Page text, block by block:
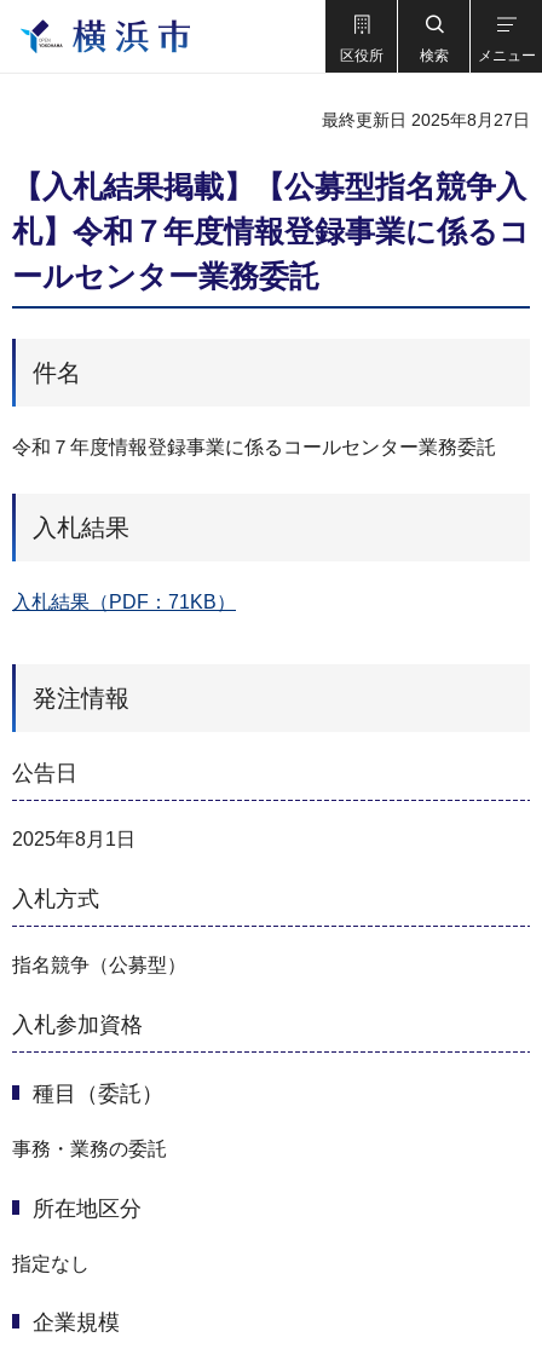
区役所 検索 メニュー
最終更新日 2025年8月27日
【入札結果掲載】【公募型指名競争入
札】令和７年度情報登録事業に係るコ
ールセンター業務委託
件名
令和７年度情報登録事業に係るコールセンター業務委託
入札結果
入札結果（PDF：71KB）
発注情報
公告日
2025年8月1日
入札方式
指名競争（公募型）
入札参加資格
種目（委託）
事務・業務の委託
所在地区分
指定なし
企業規模